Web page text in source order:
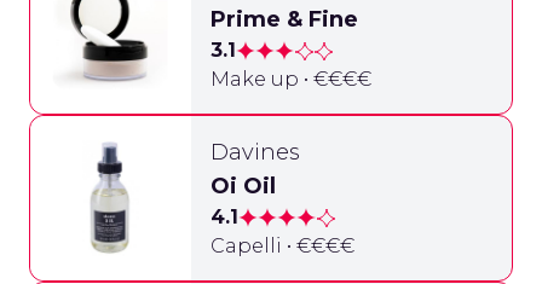
Prime & Fine
3.1
Make up • €€€€
Davines
Oi Oil
4.1
Capelli • €€€€